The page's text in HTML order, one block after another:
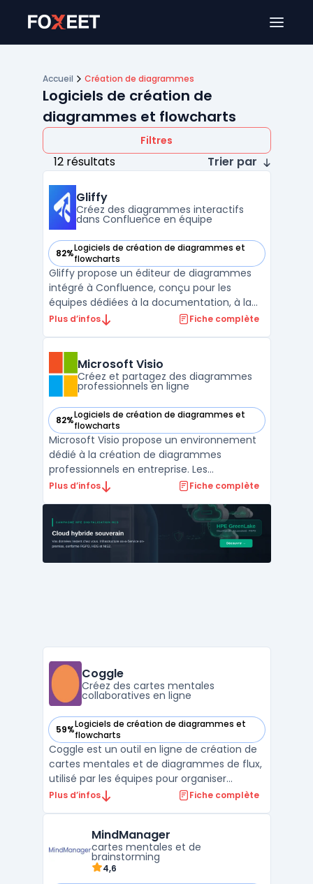
Accueil Création de diagrammes
Logiciels de création de
diagrammes et flowcharts
Filtres
12 résultats Trier par
Gliffy
Créez des diagrammes interactifs
dans Confluence en équipe
82%Logiciels de création de diagrammes et
flowcharts
— voir Gliffy dans cette catégorie
Gliffy propose un éditeur de diagrammes
intégré à Confluence, conçu pour les
équipes dédiées à la documentation, à la
modélisation ou à la visualisation de leurs
aux entreprises souhaitant standardiser la
productio ...
Plus d’infos Fiche complète
Microsoft Visio
Créez et partagez des diagrammes
professionnels en ligne
82%Logiciels de création de diagrammes et
flowcharts
— voir Microsoft Visio dans cette catégorie
Microsoft Visio propose un environnement
dédié à la création de diagrammes
professionnels en entreprise. Les
organisations font souvent face à la
de la documentation technique et du
partage d’informations métiers. Microsoft
Visio structure la production d ...
Plus d’infos Fiche complète
Coggle
Créez des cartes mentales
collaboratives en ligne
59%Logiciels de création de diagrammes et
flowcharts
— voir Coggle dans cette catégorie
Coggle est un outil en ligne de création de
cartes mentales et de diagrammes de flux,
utilisé par les équipes pour organiser
visuellement des idées, structurer des
fonctionnalités de Coggle sont accessibles
via un navigateur ...
Plus d’infos Fiche complète
MindManager
cartes mentales et de
brainstorming
4,6